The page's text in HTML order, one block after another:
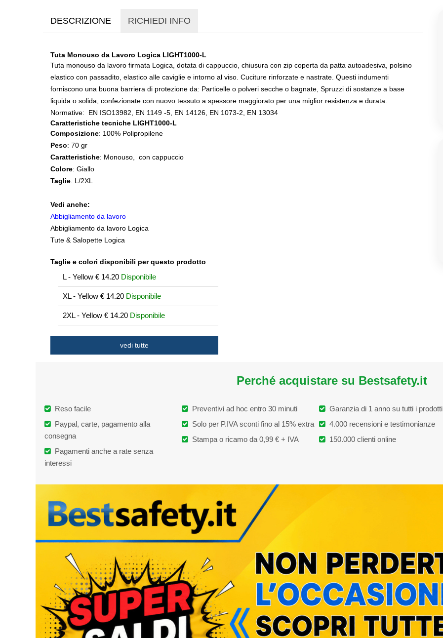
DESCRIZIONE RICHIEDI INFO
Tuta Monouso da Lavoro Logica LIGHT1000-L
Tuta monouso da lavoro firmata Logica, dotata di cappuccio, chiusura con zip coperta da patta autoadesiva, polsino
elastico con passadito, elastico alle caviglie e intorno al viso. Cuciture rinforzate e nastrate. Questi indumenti
forniscono una buona barriera di protezione da: Particelle o polveri secche o bagnate, Spruzzi di sostanze a base
liquida o solida, confezionate con nuovo tessuto a spessore maggiorato per una miglior resistenza e durata.
Normative: EN ISO13982, EN 1149 -5, EN 14126, EN 1073-2, EN 13034
Caratteristiche tecniche LIGHT1000-L
Composizione: 100% Polipropilene
Peso: 70 gr
Caratteristiche: Monouso, con cappuccio
Colore: Giallo
Taglie: L/2XL
Vedi anche:
Abbigliamento da lavoro
Abbigliamento da lavoro Logica
Tute & Salopette Logica
Taglie e colori disponibili per questo prodotto
L - Yellow € 14.20 Disponibile
XL - Yellow € 14.20 Disponibile
2XL - Yellow € 14.20 Disponibile
vedi tutte
Perché acquistare su Bestsafety.it
Reso facile
Paypal, carte, pagamento alla
consegna
Pagamenti anche a rate senza
interessi
Preventivi ad hoc entro 30 minuti
Solo per P.IVA sconti fino al 15% extra
Stampa o ricamo da 0,99 € + IVA
Garanzia di 1 anno su tutti i prodotti
4.000 recensioni e testimonianze
150.000 clienti online